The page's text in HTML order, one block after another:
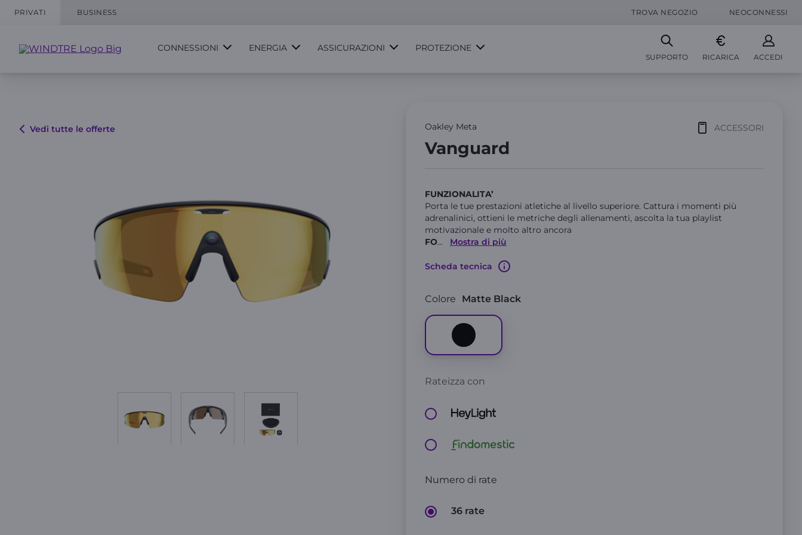
PRIVATI BUSINESS TROVA NEGOZIO NEOCONNESSI
CONNESSIONI ENERGIA ASSICURAZIONI PROTEZIONE
SUPPORTO RICARICA ACCEDI
Vedi tutte le offerte Oakley Meta
Vanguard
ACCESSORI
FUNZIONALITA’
Porta le tue prestazioni atletiche al livello superiore. Cattura i momenti più
adrenalinici, ottieni le metriche degli allenamenti, ascolta la tua playlist
motivazionale e molto altro ancora
FO... Mostra di più
Scheda tecnica
Colore Matte Black
Rateizza con
Numero di rate
36 rate